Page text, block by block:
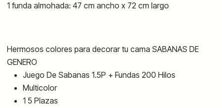
1 funda almohada: 47 cm ancho x 72 cm largo
Hermosos colores para decorar tu cama SABANAS DE
GENERO
Juego De Sabanas 1.5P + Fundas 200 Hilos
Multicolor
1 5 Plazas